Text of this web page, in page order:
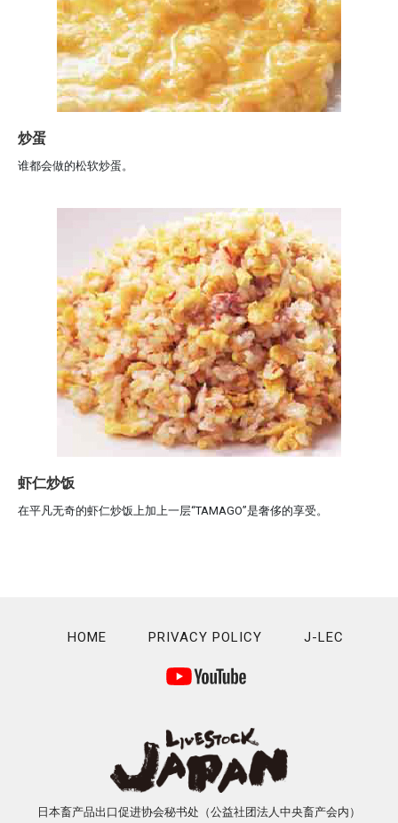
炒蛋
谁都会做的松软炒蛋。
虾仁炒饭
在平凡无奇的虾仁炒饭上加上一层“TAMAGO”是奢侈的享受。
HOME PRIVACY POLICY J-LEC
日本畜产品出口促进协会秘书处（公益社团法人中央畜产会内）